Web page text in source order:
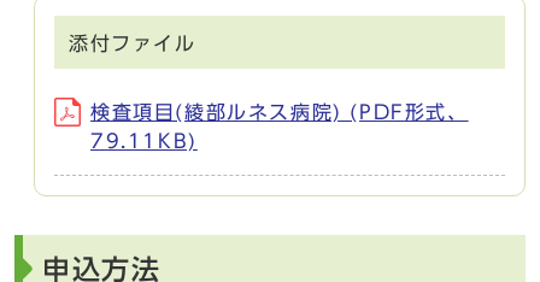
添付ファイル
検査項目(綾部ルネス病院) (PDF形式、
79.11KB)
申込方法